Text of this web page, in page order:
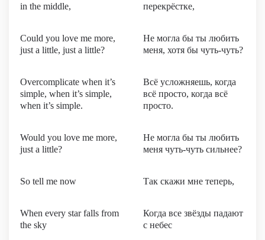
in the middle,
перекрёстке,
Could you love me more,
just a little, just a little?
Не могла бы ты любить
меня, хотя бы чуть-чуть?
Overcomplicate when it’s
simple, when it’s simple,
when it’s simple.
Всё усложняешь, когда
всё просто, когда всё
просто.
Would you love me more,
just a little?
Не могла бы ты любить
меня чуть-чуть сильнее?
So tell me now Так скажи мне теперь,
When every star falls from
the sky
Когда все звёзды падают
с небес